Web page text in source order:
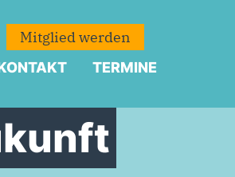
Mitglied werden
TERMINE